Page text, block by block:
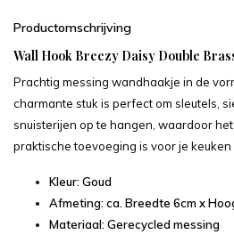
Productomschrijving
Wall Hook Breezy Daisy Double
Prachtig messing wandhaakje in de
charmante stuk is perfect om sleutels,
snuisterijen op te hangen, waardoor
praktische toevoeging is voor je keuken
Kleur: Goud
Afmeting: ca. Breedte 6cm x
Materiaal: Gerecycled messing